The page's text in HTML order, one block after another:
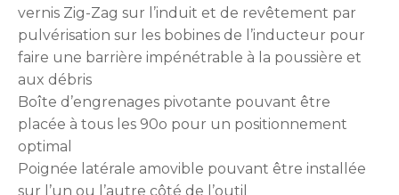
vernis Zig-Zag sur l’induit et de revêtement par
pulvérisation sur les bobines de l’inducteur pour
faire une barrière impénétrable à la poussière et
aux débris
Boîte d’engrenages pivotante pouvant être
placée à tous les 90o pour un positionnement
optimal
Poignée latérale amovible pouvant être installée
sur l’un ou l’autre côté de l’outil